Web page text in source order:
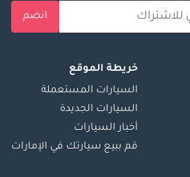
انضم
خريطة الموقع
السيارات المستعملة
السيارات الجديدة
أخبار السيارات
قم ببيع سيارتك في الإمارات